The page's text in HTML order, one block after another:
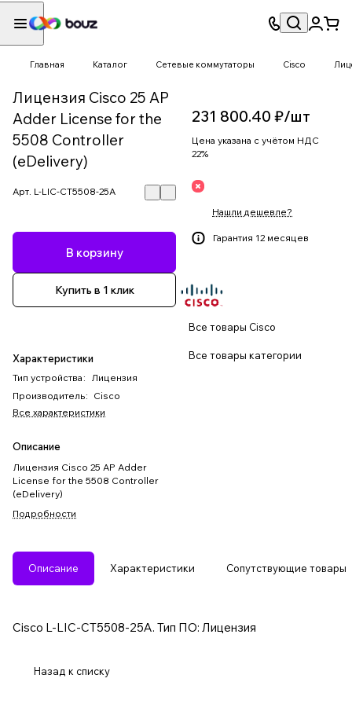
Главная Каталог Сетевые коммутаторы Cisco
Лицензия Cisco 25 AP
Adder License for the
5508 Controller
(eDelivery)
Арт. L-LIC-CT5508-25A
В корзину
Купить в 1 клик
Характеристики
Тип устройства : Лицензия
Производитель: Cisco
Все характеристики
Описание
Лицензия Cisco 25 AP Adder
License for the 5508 Controller
(eDelivery)
Подробности
231 800.40 ₽/шт
Цена указана с учётом НДС
22%
Нашли дешевле?
Гарантия 12 месяцев
Все товары Cisco
Все товары категории
Описание Характеристики Сопутствующие товары
Cisco L-LIC-CT5508-25A. Тип ПО: Лицензия
Назад к списку